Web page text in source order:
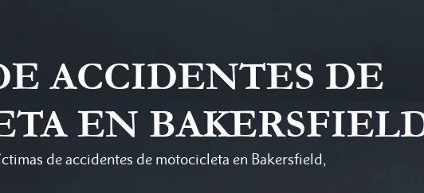
ACCIDENTES DE
EN
de accidentes de motocicleta en Bakersfield,